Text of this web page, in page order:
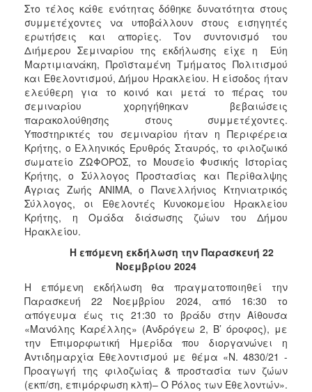
Στο τέλος κάθε ενότητας δόθηκε δυνατότητα στους
συμμετέχοντες να υποβάλλουν στους εισηγητές
ερωτήσεις και απορίες. Τον συντονισμό του
Διήμερου Σεμιναρίου της εκδήλωσης είχε η Εύη
Μαρτιμιανάκη, Προϊσταμένη Τμήματος Πολιτισμού
και Εθελοντισμού, Δήμου Ηρακλείου. Η είσοδος ήταν
ελεύθερη για το κοινό και μετά το πέρας του
σεμιναρίου χορηγήθηκαν βεβαιώσεις
παρακολούθησης στους συμμετέχοντες.
Υποστηρικτές του σεμιναρίου ήταν η Περιφέρεια
Κρήτης, ο Ελληνικός Ερυθρός Σταυρός, το φιλοζωικό
σωματείο ΖΩΦΟΡΟΣ, το Μουσείο Φυσικής Ιστορίας
Κρήτης, ο Σύλλογος Προστασίας και Περίθαλψης
Άγριας Ζωής ΑΝΙΜΑ, ο Πανελλήνιος Κτηνιατρικός
Σύλλογος, οι Εθελοντές Κυνοκομείου Ηρακλείου
Κρήτης, η Ομάδα διάσωσης ζώων του Δήμου
Ηρακλείου.
Η επόμενη εκδήλωση την Παρασκευή 22
Νοεμβρίου 2024
Η επόμενη εκδήλωση θα πραγματοποιηθεί την
Παρασκευή 22 Νοεμβρίου 2024, από 16:30 το
απόγευμα έως τις 21:30 το βράδυ στην Αίθουσα
«Μανόλης Καρέλλης» (Ανδρόγεω 2, Β’ όροφος), με
την Επιμορφωτική Ημερίδα που διοργανώνει η
Αντιδημαρχία Εθελοντισμού με θέμα «Ν. 4830/21 -
Προαγωγή της φιλοζωίας & προστασία των ζώων
(εκπ/ση, επιμόρφωση κλπ)– Ο Ρόλος των Εθελοντών».